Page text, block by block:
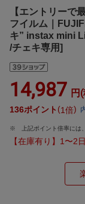
【エントリーで
フイルム｜
キ” instax mini
/チェキ専用]
14,987 円
136ポイント 1倍
上記ポイント倍率には
【在庫有り】1〜2